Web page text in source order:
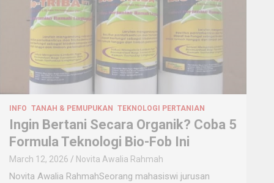
INFO TANAH & PEMUPUKAN TEKNOLOGI PERTANIAN
Ingin Bertani Secara Organik? Coba 5
Formula Teknologi Bio-Fob Ini
March 12, 2026 Novita Awalia Rahmah
Novita Awalia RahmahSeorang mahasiswi jurusan